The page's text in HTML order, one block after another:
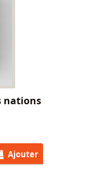
nations
Ajouter